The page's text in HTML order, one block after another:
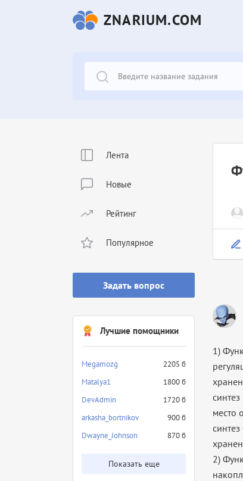
ZNARIUM.COM
Лента
Новые
Рейтинг
Популярное
Задать вопрос
Лучшие помощники
Megamozg
2205 б
Matalya1
1800 б
DevAdmin
1720 б
arkasha_bortnikov
900 б
Dwayne_Johnson
870 б
Показать еще
1)
место
2)